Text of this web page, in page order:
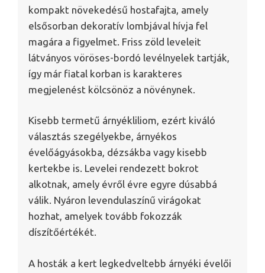
kompakt növekedésű hostafajta, amely
elsősorban dekoratív lombjával hívja fel
magára a figyelmet. Friss zöld leveleit
látványos vöröses-bordó levélnyelek tartják,
így már fiatal korban is karakteres
megjelenést kölcsönöz a növénynek.
Kisebb termetű árnyékliliom, ezért kiváló
választás szegélyekbe, árnyékos
évelőágyásokba, dézsákba vagy kisebb
kertekbe is. Levelei rendezett bokrot
alkotnak, amely évről évre egyre dúsabbá
válik. Nyáron levendulaszínű virágokat
hozhat, amelyek tovább fokozzák
díszítőértékét.
A hosták a kert legkedveltebb árnyéki évelői